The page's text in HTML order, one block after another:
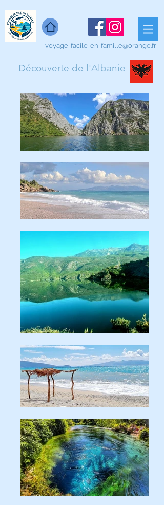
voyage-facile-en-famille@orange.fr
Découverte de l'Albanie